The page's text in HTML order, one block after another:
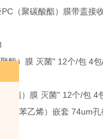
（聚碳酸酯）膜带盖接
酯）膜 灭菌" 12个/包 4
酯）膜 灭菌" 12个/包 4
聚苯乙烯）嵌套 74um